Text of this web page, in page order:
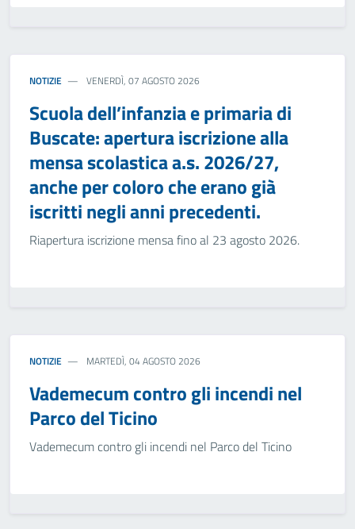
NOTIZIE VENERDÌ, 07 AGOSTO 2026
Scuola dell’infanzia e primaria di
Buscate: apertura iscrizione alla
mensa scolastica a.s. 2026/27,
anche per coloro che erano già
iscritti negli anni precedenti.
Riapertura iscrizione mensa fino al 23 agosto 2026.
NOTIZIE MARTEDÌ, 04 AGOSTO 2026
Vademecum contro gli incendi nel
Parco del Ticino
Vademecum contro gli incendi nel Parco del Ticino